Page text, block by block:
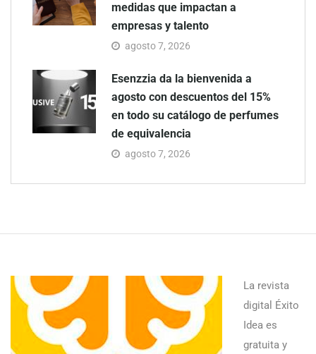
medidas que impactan a
empresas y talento
agosto 7, 2026
Esenzzia da la bienvenida a
agosto con descuentos del 15%
en todo su catálogo de perfumes
de equivalencia
agosto 7, 2026
La revista
digital Éxito
Idea es
gratuita y